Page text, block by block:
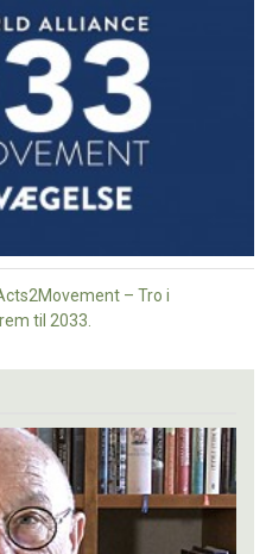
– Tro i
til 2033.